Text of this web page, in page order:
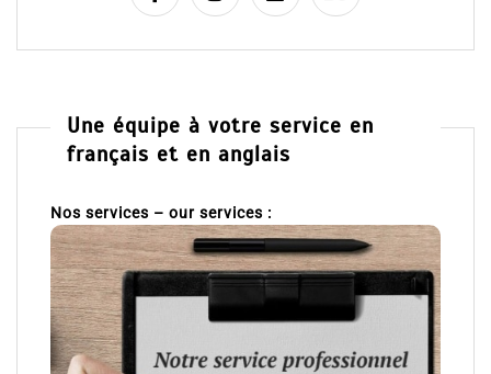
Une équipe à votre service en
français et en anglais
Nos services – our services :